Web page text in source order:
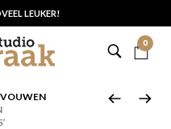
LEUKER!
0